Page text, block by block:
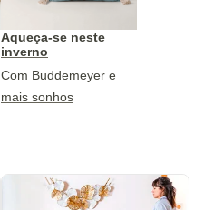
Aqueça-se neste
inverno
Com Buddemeyer e
mais sonhos